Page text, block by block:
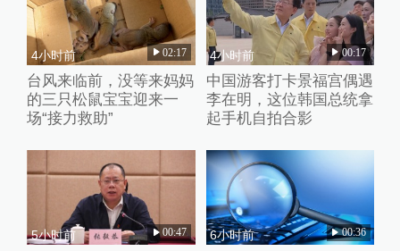
4小时前 02:17
台风来临前，没等来妈妈
的三只松鼠宝宝迎来一
场“接力救助”
4小时前 00:17
中国游客打卡景福宫偶遇
李在明，这位韩国总统拿
起手机自拍合影
5小时前 00:47 6小时前 00:36